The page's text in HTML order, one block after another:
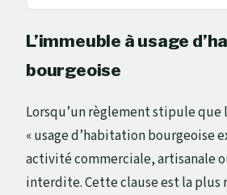
L’immeuble à usage
bourgeoise
Lorsqu’un règlement stipule que
« usage d’habitation bourgeoise
activité commerciale, artisanale
interdite. Cette clause est la plus